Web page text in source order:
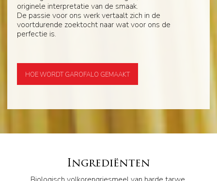
originele interpretatie van de smaak.
De passie voor ons werk vertaalt zich in de
voortdurende zoektocht naar wat voor ons de
perfectie is.
HOE WORDT GAROFALO GEMAAKT
Ingrediënten